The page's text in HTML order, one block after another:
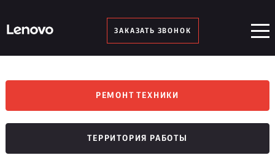
ЗАКАЗАТЬ ЗВОНОК
РЕМОНТ ТЕХНИКИ
ТЕРРИТОРИЯ РАБОТЫ